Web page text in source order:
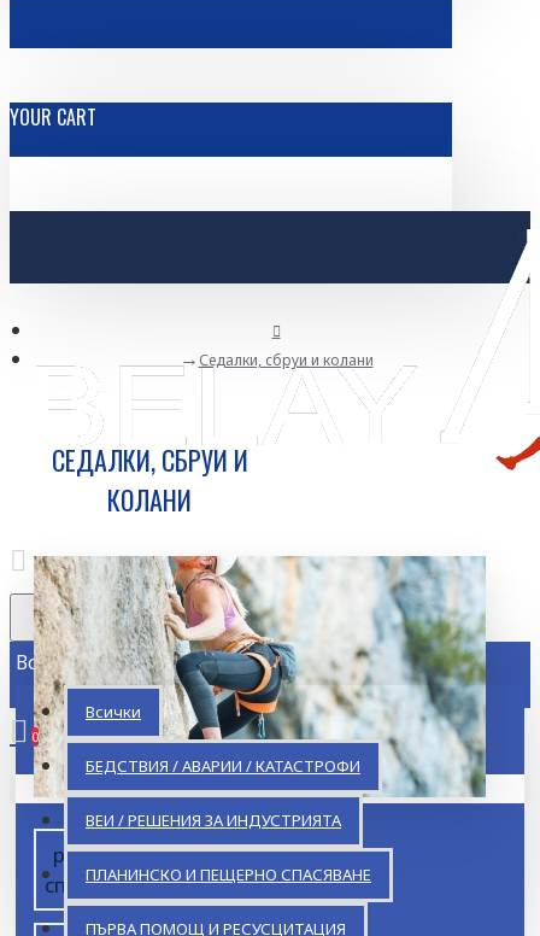
YOUR CART
Всички
Всички
БЕДСТВИЯ / АВАРИИ / КАТАСТРОФИ
ВЕИ / РЕШЕНИЯ ЗА ИНДУСТРИЯТА
ПЛАНИНСКО И ПЕЩЕРНО СПАСЯВАНЕ
ПЪРВА ПОМОЩ И РЕСУСЦИТАЦИЯ
0
Кошницата ви е празна!
Седалки, сбруи и колани
СЕДАЛКИ, СБРУИ И
КОЛАНИ
работа /
спасяване